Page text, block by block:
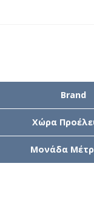
Brand
Χώρα
Μονάδα